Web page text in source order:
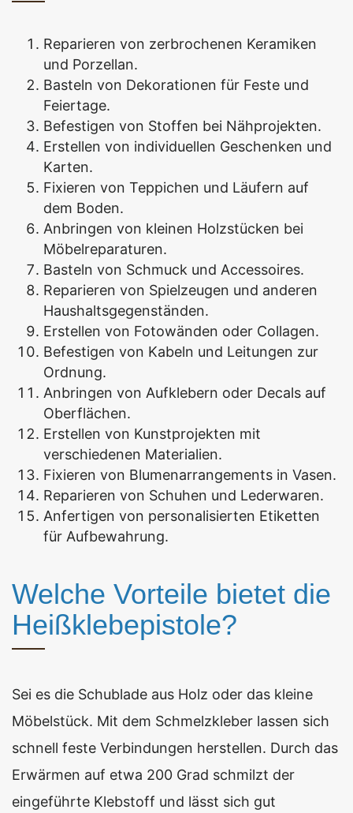
Reparieren von zerbrochenen Keramiken
und Porzellan.
Basteln von Dekorationen für Feste und
Feiertage.
Befestigen von Stoffen bei Nähprojekten.
Erstellen von individuellen Geschenken und
Karten.
Fixieren von Teppichen und Läufern auf
dem Boden.
Anbringen von kleinen Holzstücken bei
Möbelreparaturen.
Basteln von Schmuck und Accessoires.
Reparieren von Spielzeugen und anderen
Haushaltsgegenständen.
Erstellen von Fotowänden oder Collagen.
Befestigen von Kabeln und Leitungen zur
Ordnung.
Anbringen von Aufklebern oder Decals auf
Oberflächen.
Erstellen von Kunstprojekten mit
verschiedenen Materialien.
Fixieren von Blumenarrangements in Vasen.
Reparieren von Schuhen und Lederwaren.
Anfertigen von personalisierten Etiketten
für Aufbewahrung.
Welche Vorteile bietet die
Heißklebepistole?
Sei es die Schublade aus Holz oder das kleine
Möbelstück. Mit dem Schmelzkleber lassen sich
schnell feste Verbindungen herstellen. Durch das
Erwärmen auf etwa 200 Grad schmilzt der
eingeführte Klebstoff und lässt sich gut